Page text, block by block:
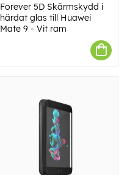
Forever 5D Skärmskydd i
härdat glas till Huawei
Mate 9 - Vit ram